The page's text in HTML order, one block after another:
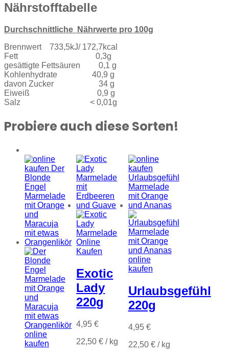
Nährstofftabelle
Durchschnittliche Nährwerte pro 100g
Brennwert 733,5kJ/ 172,7kcal
Fett 0,3g
gesättigte Fettsäuren 0,1 g
Kohlenhydrate 40,9 g
davon Zucker 34 g
Eiweiß 0,9 g
Salz < 0,01g
Probiere auch diese Sorten!
Exotic
Lady
220g
4,95€
22,50€ / kg
Urlaubsgefühl
220g
4,95 €
22,50 €/ kg